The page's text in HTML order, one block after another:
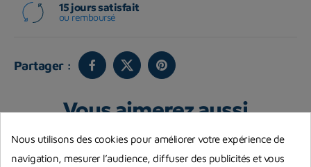
15 jours satisfait
ou remboursé
Partager :
Vous aimerez aussi
Nous utilisons des cookies pour améliorer votre expérience de
navigation, mesurer l’audience, diffuser des publicités et vous